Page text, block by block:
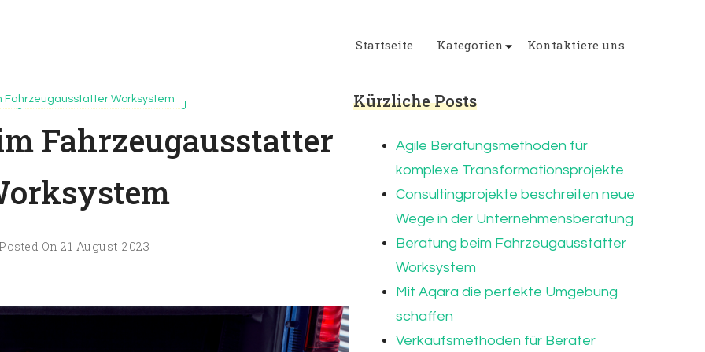
Startseite Kategorien Kontaktiere uns
Fahrzeugausstatter Worksystem
und Unternehmensberatung
Fahrzeugausstatter
Posted On 21 August 2023
Kürzliche Posts
Agile Beratungsmethoden für
komplexe Transformationsprojekte
Consultingprojekte beschreiten neue
Wege in der Unternehmensberatung
Beratung beim Fahrzeugausstatter
Worksystem
Mit Aqara die perfekte Umgebung
schaffen
Verkaufsmethoden für Berater